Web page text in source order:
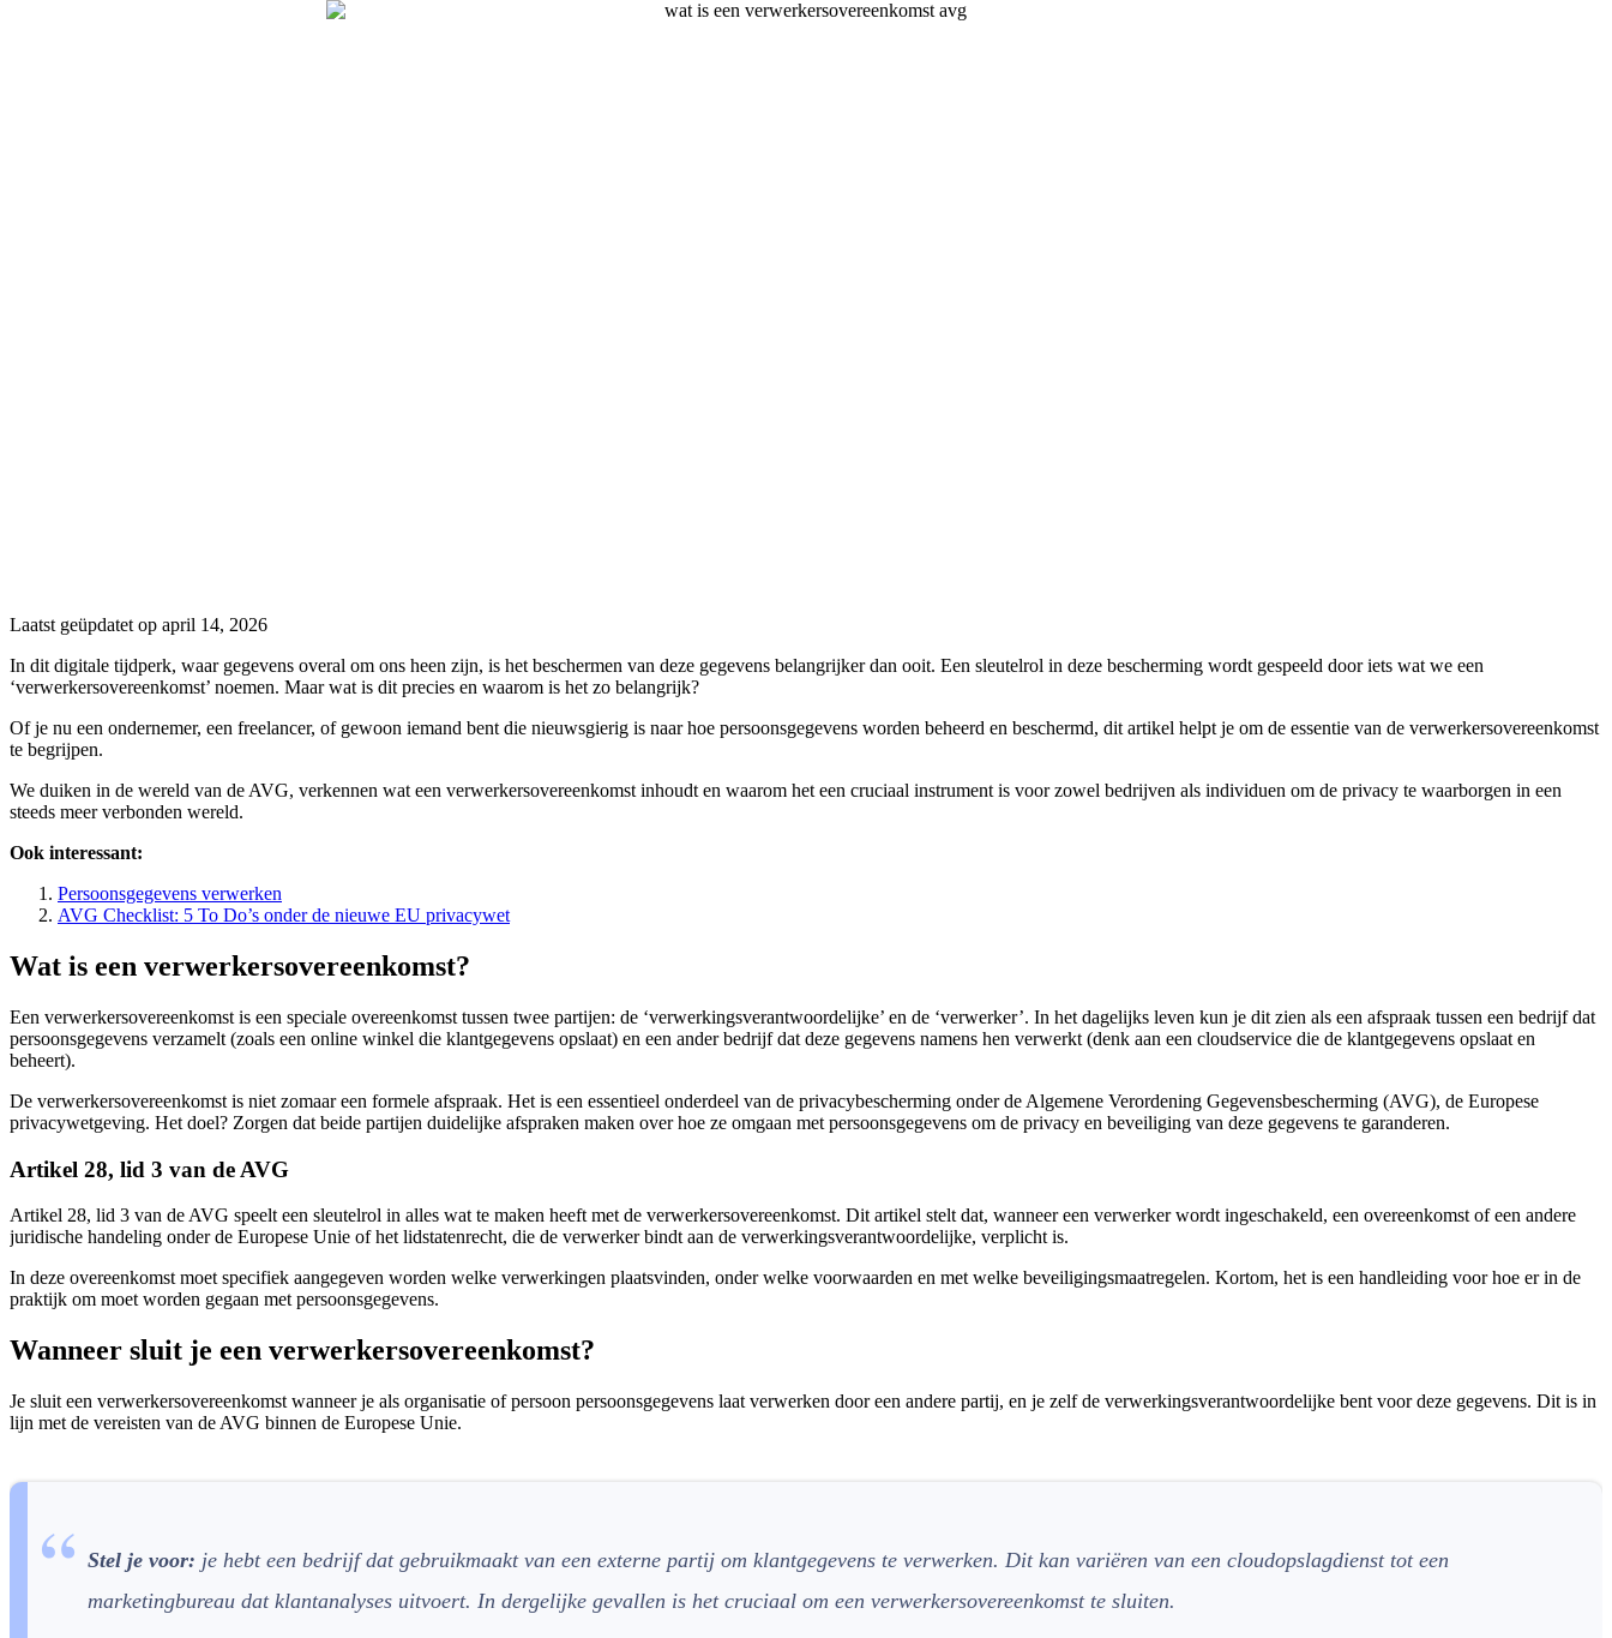
Laatst geüpdatet op april 14, 2026
In dit digitale tijdperk, waar gegevens overal om ons heen zijn, is het beschermen van deze gegevens belangrijker dan ooit. Een sleutelrol in deze bescherming wordt gespeeld door iets wat we een
‘verwerkersovereenkomst’ noemen. Maar wat is dit precies en waarom is het zo belangrijk?
Of je nu een ondernemer, een freelancer, of gewoon iemand bent die nieuwsgierig is naar hoe persoonsgegevens worden beheerd en beschermd, dit artikel helpt je om de essentie van de verwerkersovereenkomst
te begrijpen.
We duiken in de wereld van de AVG, verkennen wat een verwerkersovereenkomst inhoudt en waarom het een cruciaal instrument is voor zowel bedrijven als individuen om de privacy te waarborgen in een
steeds meer verbonden wereld.
Ook interessant:
Persoonsgegevens verwerken
AVG Checklist: 5 To Do’s onder de nieuwe EU privacywet
Wat is een verwerkersovereenkomst?
Een verwerkersovereenkomst is een speciale overeenkomst tussen twee partijen: de ‘verwerkingsverantwoordelijke’ en de ‘verwerker’. In het dagelijks leven kun je dit zien als een afspraak tussen een bedrijf dat
persoonsgegevens verzamelt (zoals een online winkel die klantgegevens opslaat) en een ander bedrijf dat deze gegevens namens hen verwerkt (denk aan een cloudservice die de klantgegevens opslaat en
beheert).
De verwerkersovereenkomst is niet zomaar een formele afspraak. Het is een essentieel onderdeel van de privacybescherming onder de Algemene Verordening Gegevensbescherming (AVG), de Europese
privacywetgeving. Het doel? Zorgen dat beide partijen duidelijke afspraken maken over hoe ze omgaan met persoonsgegevens om de privacy en beveiliging van deze gegevens te garanderen.
Artikel 28, lid 3 van de AVG
Artikel 28, lid 3 van de AVG speelt een sleutelrol in alles wat te maken heeft met de verwerkersovereenkomst. Dit artikel stelt dat, wanneer een verwerker wordt ingeschakeld, een overeenkomst of een andere
juridische handeling onder de Europese Unie of het lidstatenrecht, die de verwerker bindt aan de verwerkingsverantwoordelijke, verplicht is.
In deze overeenkomst moet specifiek aangegeven worden welke verwerkingen plaatsvinden, onder welke voorwaarden en met welke beveiligingsmaatregelen. Kortom, het is een handleiding voor hoe er in de
praktijk om moet worden gegaan met persoonsgegevens.
Wanneer sluit je een verwerkersovereenkomst?
Je sluit een verwerkersovereenkomst wanneer je als organisatie of persoon persoonsgegevens laat verwerken door een andere partij, en je zelf de verwerkingsverantwoordelijke bent voor deze gegevens. Dit is in
lijn met de vereisten van de AVG binnen de Europese Unie.
Stel je voor: je hebt een bedrijf dat gebruikmaakt van een externe partij om klantgegevens te verwerken. Dit kan variëren van een cloudopslagdienst tot een
marketingbureau dat klantanalyses uitvoert. In dergelijke gevallen is het cruciaal om een verwerkersovereenkomst te sluiten.